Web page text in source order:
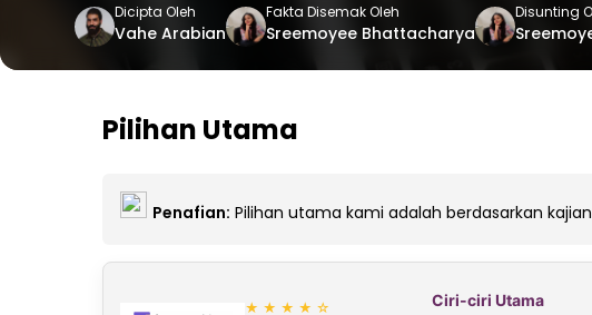
Dicipta Oleh
Vahe Arabian
Fakta Disemak Oleh
Sreemoyee Bhattacharya
Disunting
Pilihan Utama
Penafian: Pilihan utama kami adalah berdasarkan
★★★★☆ Ciri-ciri Utama